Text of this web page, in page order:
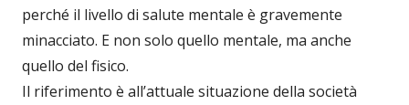
perché il livello di salute mentale è gravemente
minacciato. E non solo quello mentale, ma anche
quello del fisico.
Il riferimento è all’attuale situazione della società